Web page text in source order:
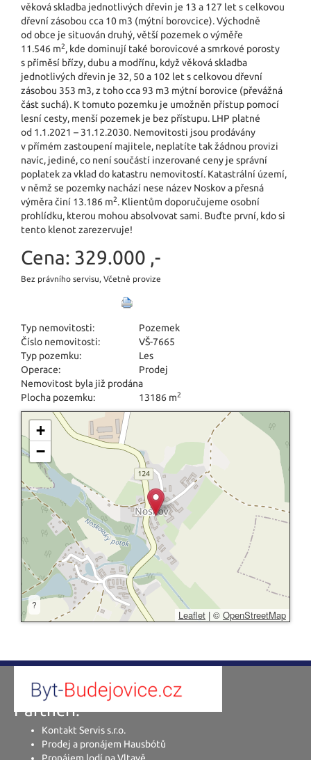
věková skladba jednotlivých dřevin je 13 a 127 let s celkovou
dřevní zásobou cca 10 m3 (mýtní borovcice). Východně
od obce je situován druhý, větší pozemek o výměře
11.546 m2, kde dominují také borovicové a smrkové porosty
s příměsí břízy, dubu a modřínu, když věková skladba
jednotlivých dřevin je 32, 50 a 102 let s celkovou dřevní
zásobou 353 m3, z toho cca 93 m3 mýtní borovice (převážná
část suchá). K tomuto pozemku je umožněn přístup pomocí
lesní cesty, menší pozemek je bez přístupu. LHP platné
od 1.1.2021 – 31.12.2030. Ne­movitosti jsou prodávány
v přímém zastoupení majitele, neplatíte tak žádnou provizi
navíc, jediné, co není součástí inzerované ceny je správní
poplatek za vklad do katastru nemovitostí. Katastrální území,
v němž se pozemky nachází nese název Noskov a přesná
výměra činí 13.186 m2. Klientům doporučujeme osobní
prohlídku, kterou mohou absolvovat sami. Buďte první, kdo si
tento klenot zarezervuje!
Cena: 329.000 ,-
Bez právního servisu, Včetně provize
Typ nemovitosti:
Pozemek
Číslo nemovitosti:
VŠ-7665
Typ pozemku:
Les
Operace:
Prodej
Nemovitost byla již prodána
Plocha pozemku:
13186 m2
+
−
?
Leaflet | © OpenStreetMap
Partneři:
Kontakt Servis s.r.o.
Prodej a pronájem Hausbótů